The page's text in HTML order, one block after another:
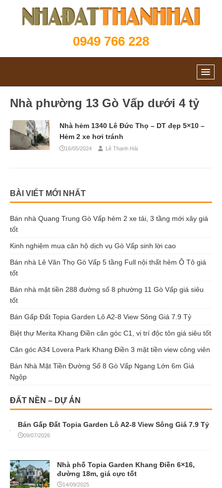
0949 766 228
Nhà phường 13 Gò Vấp dưới 4 tỷ
Nhà hẻm 1340 Lê Đức Thọ – DT đẹp 5×10 –
Hẻm 2 xe hơi tránh
16/05/2024 Lê Thanh Hải
BÀI VIẾT MỚI NHẤT
Bán nhà Quang Trung Gò Vấp hẻm 2 xe tải, 3 tầng mới xây giá
tốt
Kinh nghiệm mua căn hộ dịch vụ Gò Vấp sinh lời cao
Bán nhà Lê Văn Thọ Gò Vấp 5 tầng Full nội thất hẻm Ô Tô giá
tốt
Bán nhà mặt tiền 288 đường số 8 phường 11 Gò Vấp giá siêu
tốt
Bán Gấp Đất Topia Garden Lô A2-8 View Sông Giá 7.9 Tỷ
Biệt thự Merita Khang Điền căn góc C1, vị trí độc tôn giá siêu tốt
Căn góc A34 Lovera Park Khang Điền 3 mặt tiền view công viên
Bán Nhà Mặt Tiền Đường Số 8 Gò Vấp Ngang Lớn 6m Giá
Ngộp
ĐẤT NỀN – DỰ ÁN
Bán Gấp Đất Topia Garden Lô A2-8 View Sông Giá 7.9 Tỷ
09/07/2026
Nhà phố Topia Garden Khang Điền 6×16,
đường 18m, giá cực tốt
14/09/2025